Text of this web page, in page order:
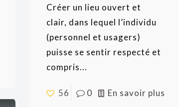
Créer un lieu ouvert et
clair, dans lequel l’individu
(personnel et usagers)
puisse se sentir respecté et
compris...
56 0 En savoir plus